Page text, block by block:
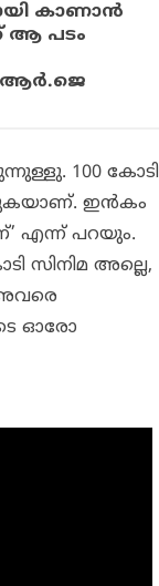
കാണാന്‍
ആ പടം
ആര്‍.ജെ
100 കോടി
ഇൻകം
എന്ന് പറയും.
സിനിമ അല്ലെ,
ഓരോ